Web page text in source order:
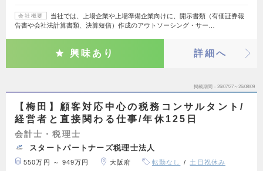
会社概要
当社では、上場企業や上場準備企業向けに、開示書類（有価証券報
告書や会社法計算書類、決算短信）作成のアウトソーシング・サー…
興味あり 詳細へ
掲載期間 26/07/27～26/08/09
【梅田】顧客対応中心の税務コンサルタント/
経営者と直接関わる仕事/年休125日
会計士・税理士
スタートパートナーズ税理士法人
550万円 ～ 949万円 大阪府 転勤なし 土日祝休み